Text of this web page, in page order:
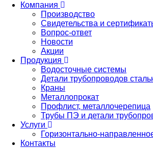
Компания
Производство
Свидетельства и
Вопрос-ответ
Новости
Акции
Продукция
Водосточные системы
Детали трубопроводов
Краны
Металлопрокат
Профлист, металлочерепица
Трубы ПЭ и детали
Услуги
Горизонтально-
Контакты